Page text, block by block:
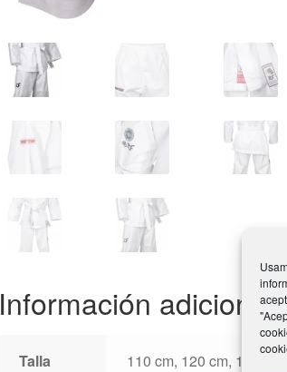
Información adicional
Talla 110 cm, 120 cm, 130